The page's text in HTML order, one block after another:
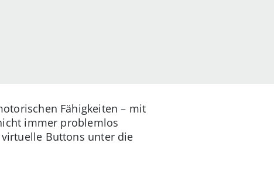
Fähigkeiten – mit
immer problemlos
Buttons unter die